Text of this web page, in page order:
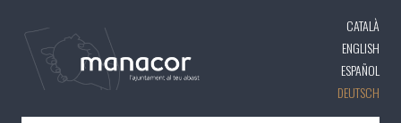
CATALÀ
ENGLISH
ESPAÑOL
DEUTSCH